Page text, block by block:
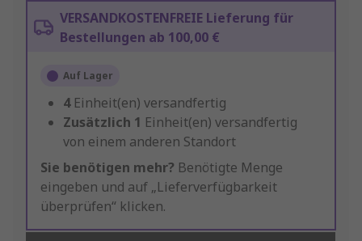
VERSANDKOSTENFREIE Lieferung für
Bestellungen ab 100,00 €
Auf Lager
4 Einheit(en) versandfertig
Zusätzlich 1 Einheit(en) versandfertig
von einem anderen Standort
Sie benötigen mehr? Benötigte Menge
eingeben und auf „Lieferverfügbarkeit
überprüfen“ klicken.